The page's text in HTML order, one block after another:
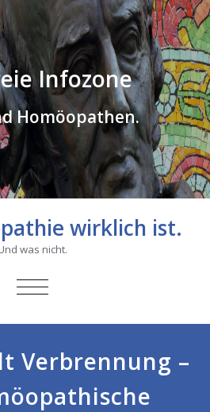
Infozone
Homöopathen.
wirklich ist.
was nicht.
SCHALTE
Verbrennung –